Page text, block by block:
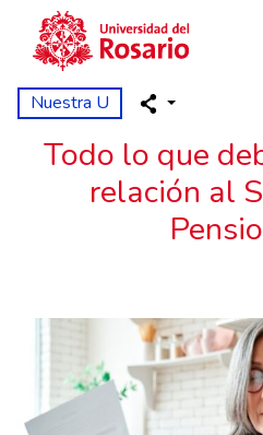
Skip to main content
Nuestra U
Todo lo que
relación al